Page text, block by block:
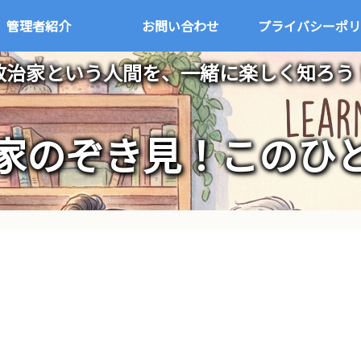
治家という人間を、一緒に楽しく知ろう
のぞき見！このひ
管理者紹介 お問い合わせ プライバシーポ